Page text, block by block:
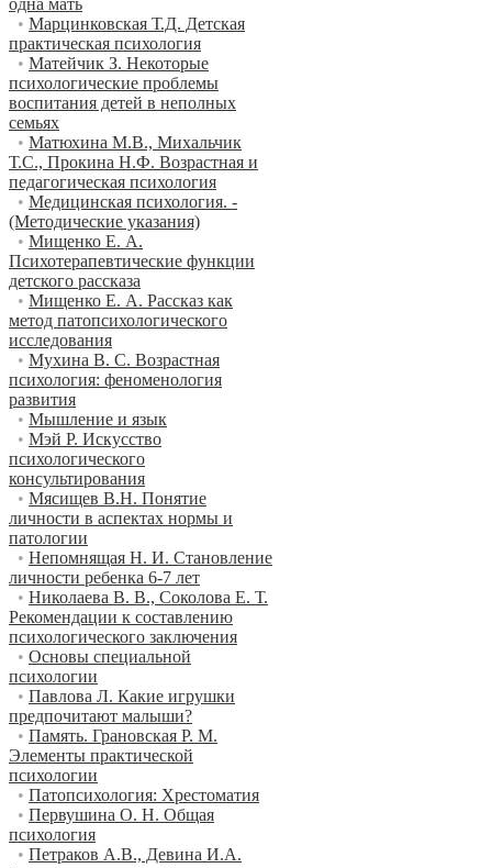
• Марцинковская Т.Д. Детская
практическая психология
• Матейчик З. Некоторые
психологические проблемы
воспитания детей в неполных
семьях
• Матюхина М.В., Михальчик
Т.С., Прокина Н.Ф. Возрастная и
педагогическая психология
• Медицинская психология. -
(Методические указания)
• Мищенко Е. А.
Психотерапевтические функции
детского рассказа
• Мищенко Е. А. Рассказ как
метод патопсихологического
исследования
• Мухина В. С. Возрастная
психология: феноменология
развития
• Мышление и язык
• Мэй Р. Искусство
психологического
консультирования
• Мясищев В.Н. Понятие
личности в аспектах нормы и
патологии
• Непомнящая Н. И. Становление
личности ребенка 6-7 лет
• Николаева В. В., Соколова Е. Т.
Рекомендации к составлению
психологического заключения
• Основы специальной
психологии
• Павлова Л. Какие игрушки
предпочитают малыши?
• Память. Грановская Р. М.
Элементы практической
психологии
• Патопсихология: Хрестоматия
• Первушина О. Н. Общая
психология
• Петраков А.В., Девина И.А.